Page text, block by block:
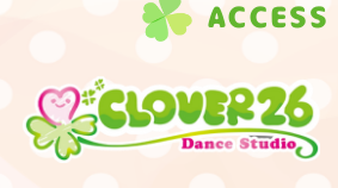
ACCESS